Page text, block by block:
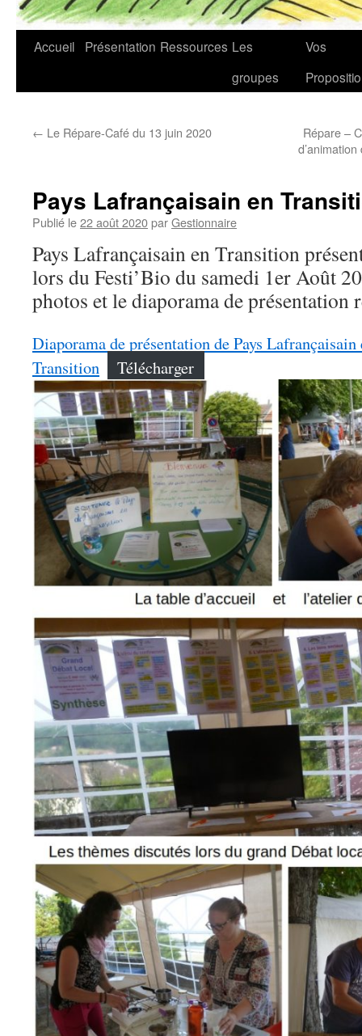
Accueil Présentation Ressources Les
groupes
Vos
← Le Répare-Café du 13 juin 2020
Répare –
Pays Lafrançaisain en
Publié le22 août 2020parGestionnaire
Pays Lafrançaisain en Transition
lors du Festi’Bio du samedi 1er Août
photos et le diaporama de présentation
Diaporama de présentation de Pays Lafrançaisain
Transition
Télécharger